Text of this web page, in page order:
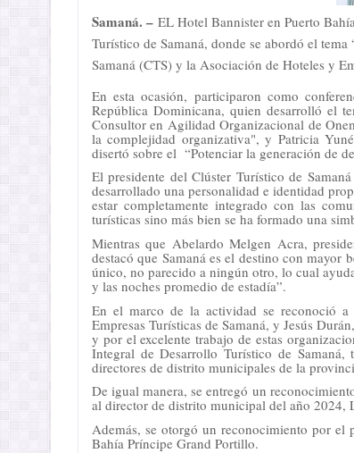
Samaná. – EL Hotel Bannister en Puerto
Turístico de Samaná, donde se abordó el
Samaná (CTS) y la Asociación de Hoteles y
En esta ocasión, participaron como
República Dominicana, quien desarrolló el
Consultor en Agilidad Organizacional de
la complejidad organizativa", y Patricia
disertó sobre el “Potenciar la generación de
El presidente del Clúster Turístico de
desarrollado una personalidad e identidad
estar completamente integrado con las
turísticas sino más bien se ha formado una
Mientras que Abelardo Melgen Acra,
destacó que Samaná es el destino con
único, no parecido a ningún otro, lo cual
y las noches promedio de estadía”.
En el marco de la actividad se reconoció a
Empresas Turísticas de Samaná, y Jesús
y por el excelente trabajo de estas
Integral de Desarrollo Turístico de
directores de distrito municipales de la
De igual manera, se entregó un
al director de distrito municipal del año
Además, se otorgó un reconocimiento por el
Bahía Príncipe Grand Portillo.